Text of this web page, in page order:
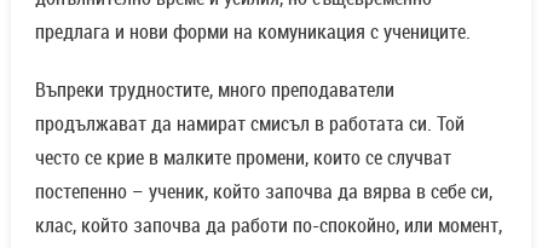
предлага и нови форми на комуникация с учениците.
Въпреки трудностите, много преподаватели
продължават да намират смисъл в работата си. Той
често се крие в малките промени, които се случват
постепенно – ученик, който започва да вярва в себе си,
клас, който започва да работи по-спокойно, или момент,